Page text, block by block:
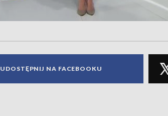
UDOSTĘPNIJ NA FACEBOOKU